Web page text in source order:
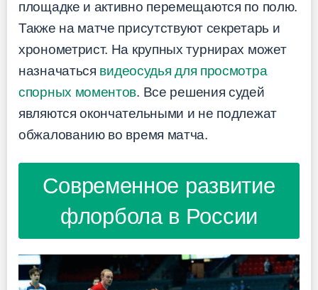
площадке и активно перемещаются по полю.
Также на матче присутствуют секретарь и
хронометрист. На крупных турнирах может
назначаться видеосудья для просмотра
спорных моментов. Все решения судей
являются окончательными и не подлежат
обжалованию во время матча.
Современное развитие
флорбола в России